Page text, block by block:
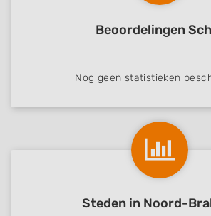
Beoordelingen
Nog geen statistieken
Steden in Noord-